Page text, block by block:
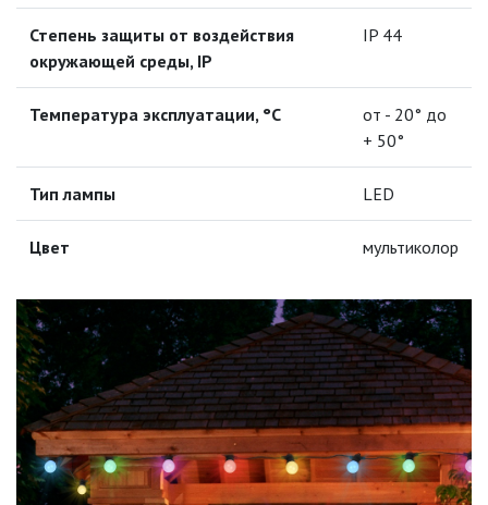
ПОРТАТИВНЫЕ СОЛНЕЧНЫЕ
ПРОТИВОМОСКИТНЫЕ ЛАМПЫ
СЕТЕВЫЕ ФИЛЬТРЫ, СИЛОВЫЕ
РАЗЪЕМЫ И УДЛИНИТЕЛИ,
ТРОЙНИКИ И КОЛОДКИ, ВИЛКИ
СИСТЕМЫ ПОЛИВА
СТАБИЛИЗАТОРЫ НАПРЯЖЕНИЯ
ТОЧЕЧНЫЕ СВЕТИЛЬНИКИ
УЛИЧНОЕ ОСВЕЩЕНИЕ НА
СОЛНЕЧНЫХ БАТАРЕЯХ
Степень защиты от воздействия
окружающей среды, IP
IP 44
Температура эксплуатации, °С
от - 20° до
+ 50°
Тип лампы LED
Цвет мультиколор